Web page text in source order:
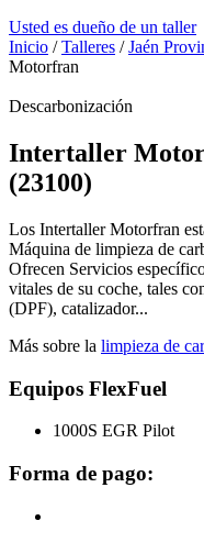
Usted es dueño de un taller
Inicio /Talleres /Jaén
Motorfran
Descarbonización
Intertaller
(23100)
Los Intertaller Motorfran
Máquina de limpieza de
Ofrecen Servicios
vitales de su coche, tales
(DPF), catalizador...
Más sobre la limpieza de
Equipos FlexFuel
1000S EGR Pilot
Forma de pago: